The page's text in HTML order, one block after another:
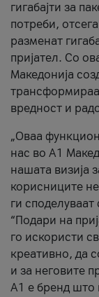
гигабајти за
потреби,
разменат
пријател. Со
Македонија
вредност и
„Оваа
нас во А1
нашата визија
корисниците
ги
“Подари на
го искористи
креативно, да
и за неговите
А1 е бренд што